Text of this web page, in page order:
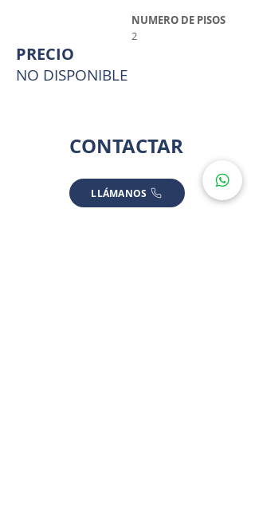
NUMERO DE PISOS
2
PRECIO
NO DISPONIBLE
CONTACTAR
LLÁMANOS